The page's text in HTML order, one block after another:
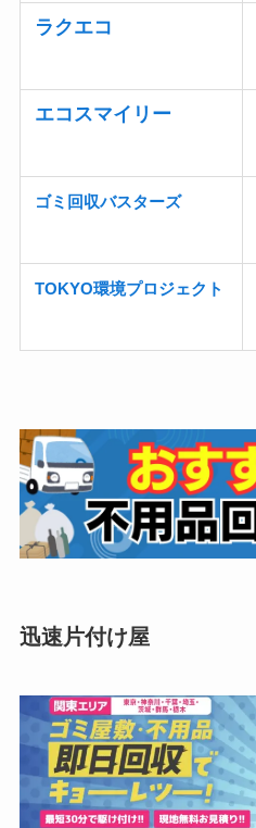
ラクエコ
エコスマイリー
ゴミ回収バスターズ
TOKYO環境プロジェクト
迅速片付け屋